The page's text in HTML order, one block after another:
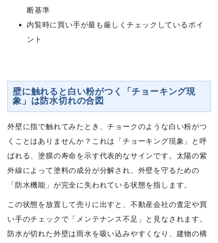
断基準
内覧時に買い手が最も厳しくチェックしているポイ
ント
壁に触れると白い粉がつく「チョーキング現
象」は防水切れの合図
外壁に指で触れてみたとき、チョークのような白い粉がつ
くことはありませんか？これは「チョーキング現象」と呼
ばれる、塗膜の寿命を示す代表的なサインです。太陽の紫
外線によって塗料の成分が分解され、外壁を守るための
「防水機能」が完全に失われている状態を指します。
この状態を放置して売りに出すと、不動産会社の査定や買
い手のチェックで「メンテナンス不足」と見なされます。
防水が切れた外壁は雨水を吸い込みやすくなり、建物の構